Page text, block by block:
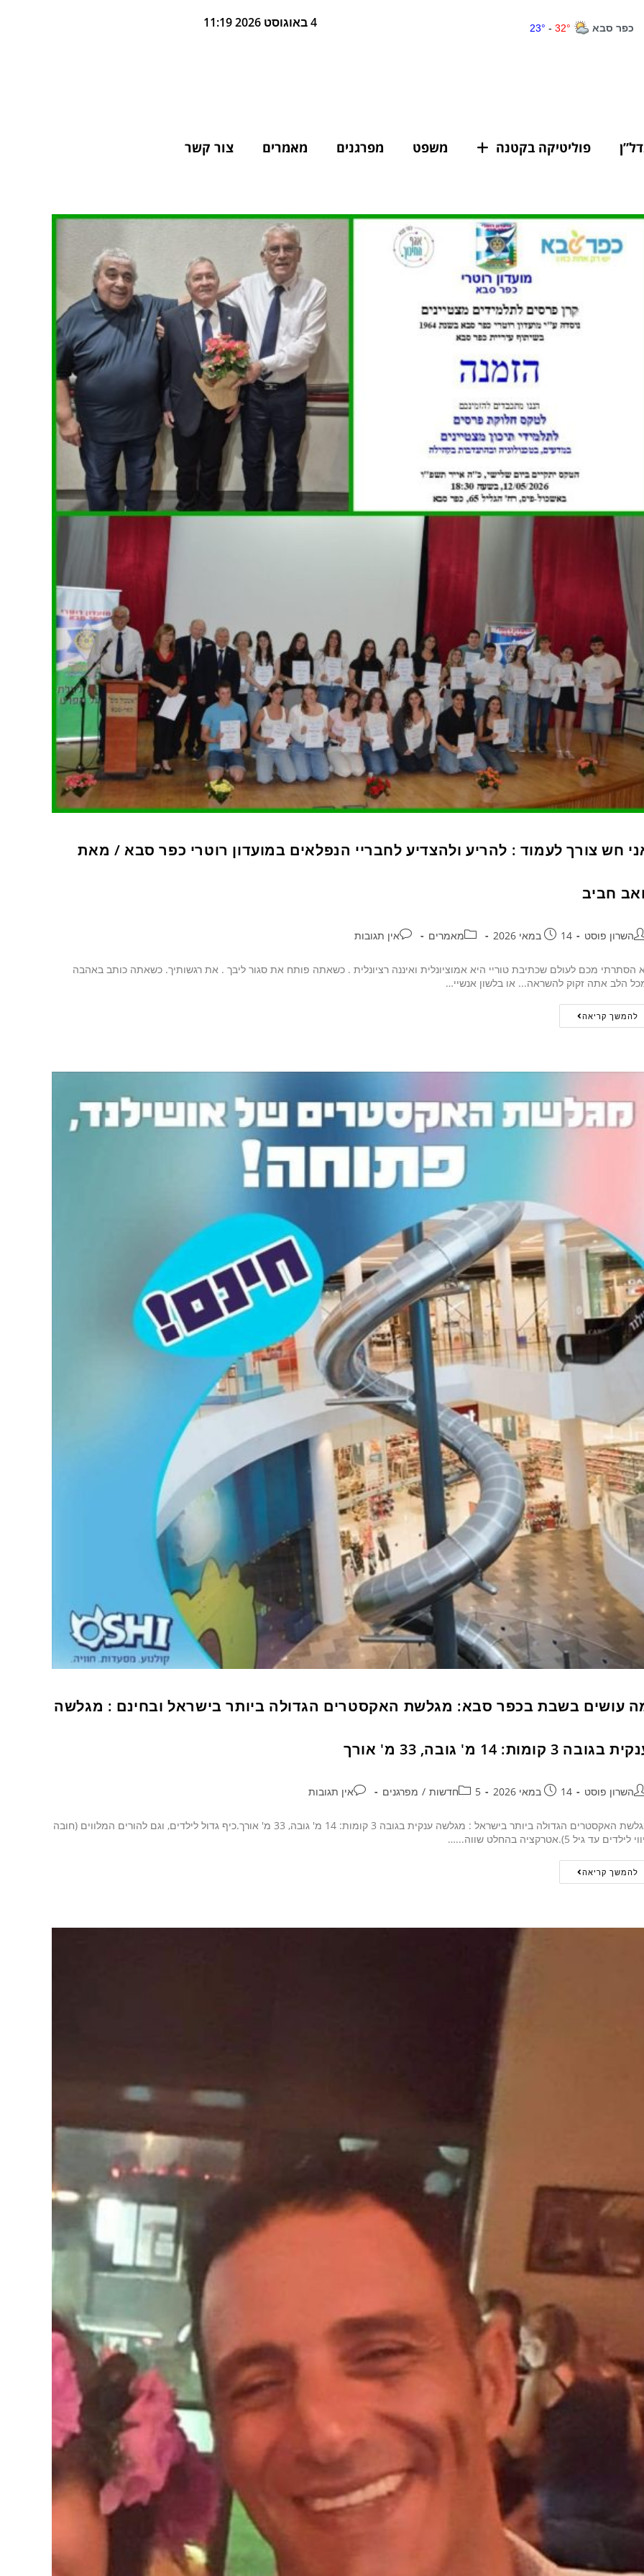
4 באוגוסט 2026 11:19
פוליטיקה בקטנה משפט מפרגנים מאמרים צור קשר
חש צורך לעמוד : להריע ולהצדיע לחבריי הנפלאים במועדון רוטרי כפר סבא / מאת
חביב
השרון פוסט 14 במאי 2026 מאמרים אין תגובות
הסתרתי מכם לעולם שכתיבת טוריי היא אמוציונלית ואיננה רציונלית . כשאתה פותח את סגור ליבך . את רגשותיך. כשאתה כותב באהבה
הלב אתה זקוק להשראה... או בלשון אנשיי…
להמשך קריאה
עושים בשבת בכפר סבא: מגלשת האקסטרים הגדולה ביותר בישראל ובחינם : מגלשה
בגובה 3 קומות: 14 מ' גובה, 33 מ' אורך
השרון פוסט 14 במאי 2026 5חדשות / מפרגנים אין תגובות
מגלשת האקסטרים הגדולה ביותר בישראל : מגלשה ענקית בגובה 3 קומות: 14 מ' גובה, 33 מ' אורך.כיף גדול לילדים, וגם להורים המלווים (חובה
לילדים עד גיל 5).אטרקציה בהחלט שווה...…
להמשך קריאה